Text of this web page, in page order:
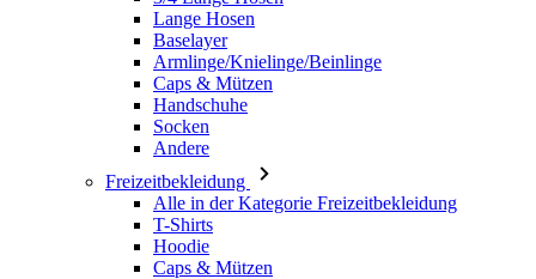
Lange Hosen
Baselayer
Armlinge/Knielinge/Beinlinge
Caps & Mützen
Handschuhe
Socken
Andere
Freizeitbekleidung
Alle in der Kategorie Freizeitbekleidung
T-Shirts
Hoodie
Caps & Mützen